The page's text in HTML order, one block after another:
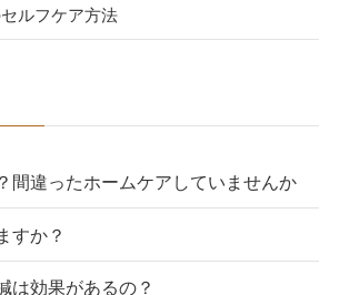
ルフケア方法
間違ったホームケアしていませんか
すか？
は効果があるの？